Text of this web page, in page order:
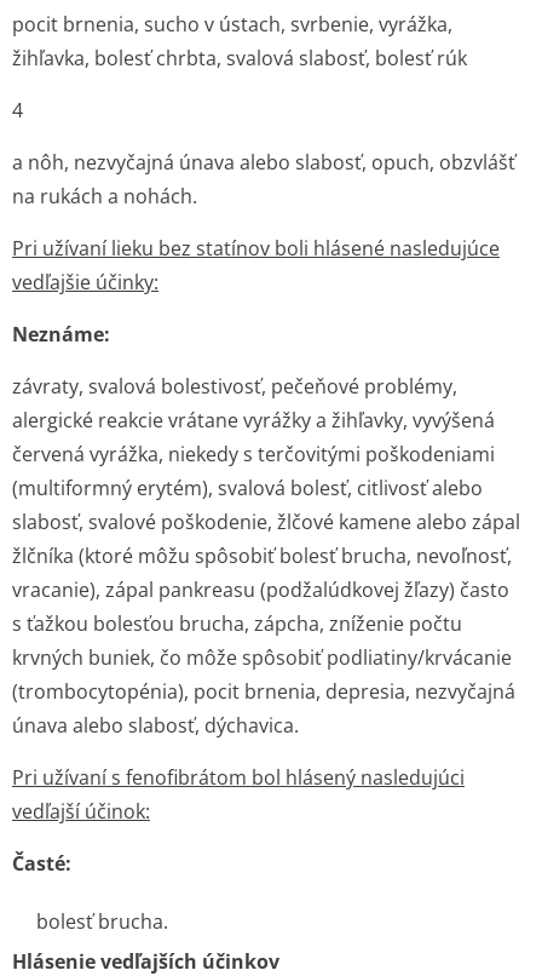
pocit brnenia, sucho v ústach, svrbenie, vyrážka,
žihľavka, bolesť chrbta, svalová slabosť, bolesť rúk
4
a nôh, nezvyčajná únava alebo slabosť, opuch, obzvlášť
na rukách a nohách.
Pri užívaní lieku bez statínov boli hlásené nasledujúce
vedľajšie účinky:
Neznáme:
závraty, svalová bolestivosť, pečeňové problémy,
alergické reakcie vrátane vyrážky a žihľavky, vyvýšená
červená vyrážka, niekedy s terčovitými poškodeniami
(multiformný erytém), svalová bolesť, citlivosť alebo
slabosť, svalové poškodenie, žlčové kamene alebo zápal
žlčníka (ktoré môžu spôsobiť bolesť brucha, nevoľnosť,
vracanie), zápal pankreasu (podžalúdkovej žľazy) často
s ťažkou bolesťou brucha, zápcha, zníženie počtu
krvných buniek, čo môže spôsobiť podliatiny/krvá­canie
(trombocytopénia), pocit brnenia, depresia, nezvyčajná
únava alebo slabosť, dýchavica.
Pri užívaní s fenofibrátom bol hlásený nasledujúci
vedľajší účinok:
Časté:
bolesť brucha.
Hlásenie vedľajších účinkov